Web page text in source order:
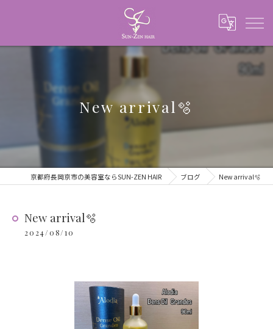
New arrival🫧
京都府長岡京市の美容室ならSUN-ZEN HAIR ブログ New arrival🫧
New arrival🫧
2024/08/10